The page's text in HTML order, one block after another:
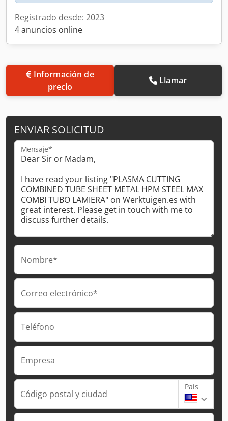
Registrado desde: 2023
4 anuncios online
precio
Llamar
ENVIAR SOLICITUD
Mensaje*
Nombre*
Correo electrónico*
Teléfono
Empresa
Código postal y ciudad
País